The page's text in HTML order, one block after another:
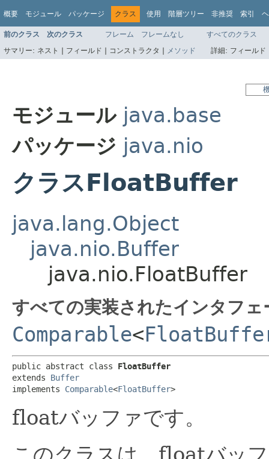
概要 モジュール パッケージ クラス 使用 階層ツリー 非推奨 索引
前のクラス 次のクラス フレーム フレームなし
すべてのクラス
サマリー: ネスト | フィールド | コンストラクタ | メソッド 詳細: フィール
モジュール java.base
パッケージ java.nio
クラスFloatBuffer
java.lang.Object
java.nio.Buffer
java.nio.FloatBuffer
すべての実装されたインタフ
Comparable<
public abstract class FloatBuffer
extends Buffer
implements Comparable<FloatBuffer>
floatバッファです。
このクラスは、floatバッ